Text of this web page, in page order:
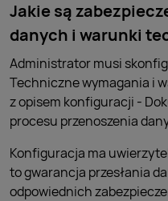
Jakie są
danych i warunki
Administrator musi
Techniczne wymagania i
z opisem konfiguracji -
procesu przenoszenia
Konfiguracja ma
to gwarancja przesłania
odpowiednich